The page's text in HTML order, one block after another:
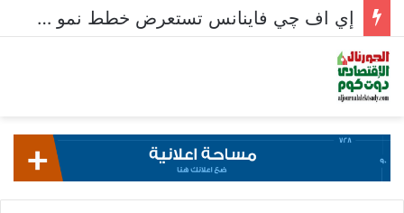
إي اف چي فاينانس تستعرض خطط نمو «بلد» لتعزيز حضورها في سوق تحويلات المصريين بالخارج